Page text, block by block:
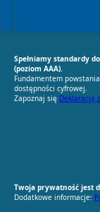
Spełniamy standardy
(poziom AAA).
Fundamentem
dostępności cyfrowej.
Zapoznaj się Deklaracją
Twoja prywatność jest
Dodatkowe informacje: